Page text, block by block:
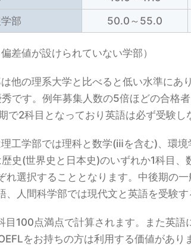
部
50.0～55.0
差値が設けられていない学部）
他の理系大学と比べると低い水準にあ
です。例年募集人数の5倍ほどの合格
で2科目となっており英語は必ず受験し
工学部では理科と数学(ⅲを含む)、環
史(世界史と日本史)のいずれか1科目
れ選択することとなります。中後期の
人間科学部では現代文と英語を受験す
100点満点で計算されます。また英語
をお持ちの方は利用する価値があり